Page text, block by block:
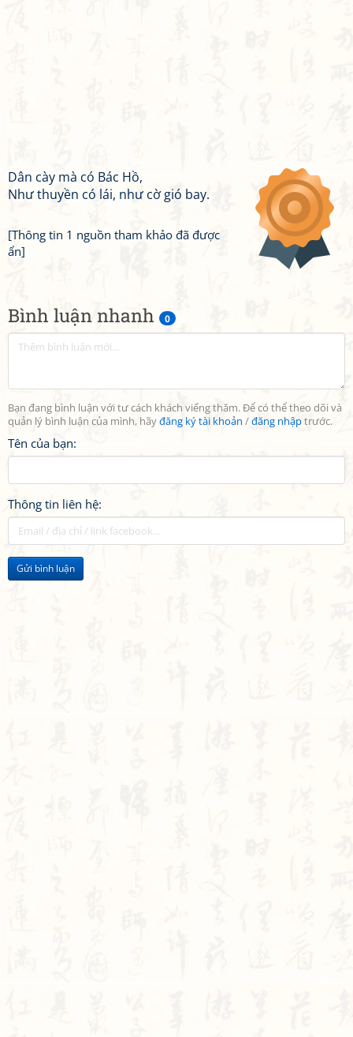
Bình luận nhanh 0
Bạn đang bình luận với tư cách khách viếng thăm. Để có thể theo dõi và
quản lý bình luận của mình, hãyđăng ký tài khoản /đăng nhậptrước.
Tên của bạn:
Thông tin liên hệ:
Gửi bình luận
Dân cày mà có Bác Hồ,
Như thuyền có lái, như cờ gió bay.
[Thông tin 1 nguồn tham khảo đã được
ẩn]